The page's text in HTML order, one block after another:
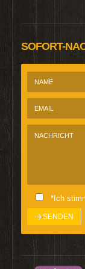
SOFORT-
*Ich